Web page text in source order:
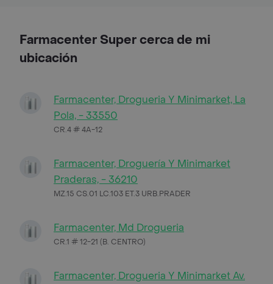
Farmacenter Super cerca de mi
ubicación
Farmacenter, Drogueria Y Minimarket, La
Pola, - 33550
CR.4 # 4A-12
Farmacenter, Droguería Y Minimarket
Praderas, - 36210
MZ.15 CS.01 LC.103 ET.3 URB.PRADER
Farmacenter, Md Drogueria
CR.1 # 12-21 (B. CENTRO)
Farmacenter, Drogueria Y Minimarket Av.